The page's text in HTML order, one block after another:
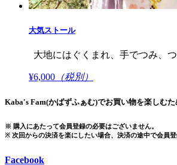
大気ストール
大地にはぐくまれ、手でつみ、
¥6,000 （税別）
Kaba's Fam(かばずふぁむ)でお買い物を楽しむ
※ 購入にあたって会員登録の必要はございません。
※ 次回からの決済を楽にしたい場合、決済の途中で会員登
Facebook